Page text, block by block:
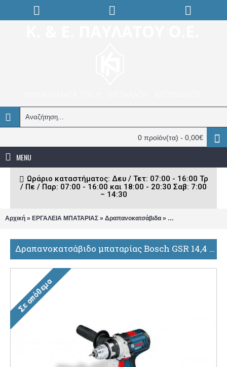
0 προϊόν(τα) - 0,00€
MENU
Ωράριο καταστήματος: Δευ / Τετ: 07:00 - 16:00 Τρ
/ Πε / Παρ: 07:00 - 16:00 και 18:00 - 20:30 Σαβ: 7:00
– 14:30
Αρχική » ΕΡΓΑΛΕΙΑ ΜΠΑΤΑΡΙΑΣ » Δραπανοκατσάβιδα » Δραπανοκατσάβιδα
Δραπανοκατσάβιδο μπαταρίας Bosch GSR 14,4 VE-2-LI Professional 0601865406